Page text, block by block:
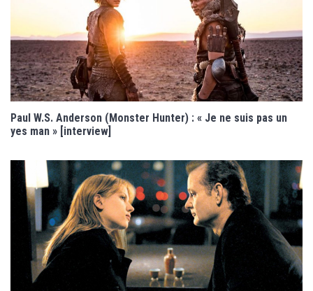
Paul W.S. Anderson (Monster Hunter) : « Je ne suis pas un
yes man » [interview]